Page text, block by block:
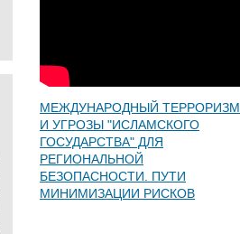
МЕЖДУНАРОДНЫЙ ТЕРРОРИЗМ
И УГРОЗЫ "ИСЛАМСКОГО
ГОСУДАРСТВА" ДЛЯ
РЕГИОНАЛЬНОЙ
БЕЗОПАСНОСТИ. ПУТИ
МИНИМИЗАЦИИ РИСКОВ